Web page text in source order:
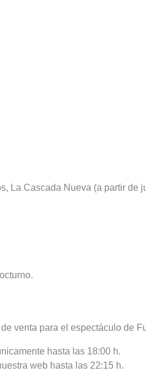
La Cascada Nueva (a partir de
venta para el espectáculo de
hasta las 18:00 h.
web hasta las 22:15 h.